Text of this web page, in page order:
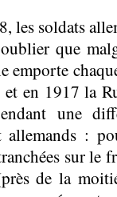
les soldats
que
emporte
en 1917 la
une
allemands :
sur le
de la